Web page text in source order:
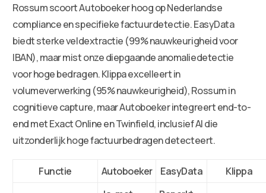
Rossum scoort Autoboeker hoog op Nederlandse
compliance en specifieke factuurdetectie. EasyData
biedt sterke veldextractie (99% nauwkeurigheid voor
IBAN), maar mist onze diepgaande anomaliedetectie
voor hoge bedragen. Klippa excelleert in
volumeverwerking (95% nauwkeurigheid), Rossum in
cognitieve capture, maar Autoboeker integreert end-to-
end met Exact Online en Twinfield, inclusief AI die
uitzonderlijk hoge factuurbedragen detecteert.
Functie Autoboeker EasyData Klippa